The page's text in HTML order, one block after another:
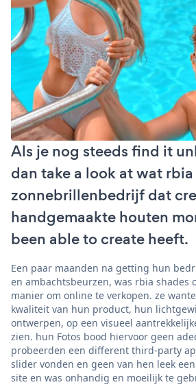
Als je nog steeds find it
dan take a look at wat rbia
zonnebrillenbedrijf dat
handgemaakte houten
been able to create heeft.
Een paar maanden na getting hun
en ambachtsbeurzen, was rbia shades
manier om online te verkopen. ze
kwaliteit van hun product, hun
ontwerpen, op een visueel
zien. hun Fotos bood hiervoor geen
probeerden een different third-party
slider vonden en geen van hen leek
site en was onhandig en moeilijk te